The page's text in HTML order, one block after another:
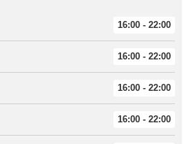
16:00 - 22:00
16:00 - 22:00
16:00 - 22:00
16:00 - 22:00